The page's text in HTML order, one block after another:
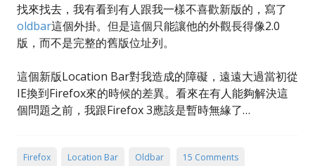
找來找去，我有看到有人跟我一樣不喜歡新版的，寫了
oldbar這個外掛。但是這個只能讓他的外觀長得像2.0
版，而不是完整的舊版位址列。
這個新版Location Bar對我造成的障礙，遠遠大過當初從
IE換到Firefox來的時候的差異。看來在有人能夠解決這
個問題之前，我跟Firefox 3應該是暫時無緣了…
Firefox Location Bar Oldbar 15 Comments